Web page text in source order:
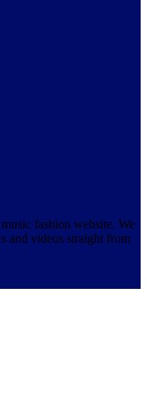
fashion website. We
and videos straight from